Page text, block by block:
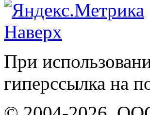
Наверх
При
гиперссылка на